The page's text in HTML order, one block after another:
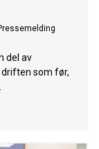
del av
som før,